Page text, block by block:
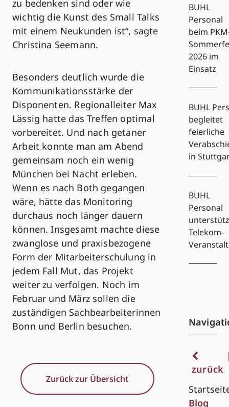
zu bedenken sind oder wie
wichtig die Kunst des Small Talks
mit einem Neukunden ist“, sagte
Christina Seemann.
Besonders deutlich wurde die
Kommunikationsstärke der
Disponenten. Regionalleiter Max
Lässig hatte das Treffen optimal
vorbereitet. Und nach getaner
Arbeit konnte man am Abend
gemeinsam noch ein wenig
München bei Nacht erleben.
Wenn es nach Both gegangen
wäre, hätte das Monitoring
durchaus noch länger dauern
können. Insgesamt machte diese
zwanglose und praxisbezogene
Form der Mitarbeiterschulung in
jedem Fall Mut, das Projekt
weiter zu verfolgen. Noch im
Februar und März sollen die
zuständigen Sachbearbeiterinnen
Bonn und Berlin besuchen.
Zurück zur Übersicht
BUHL
Personal
beim
2026 im
Einsatz
BUHL
begleitet
feierliche
in
BUHL
Personal
Telekom-
zurück
Blog